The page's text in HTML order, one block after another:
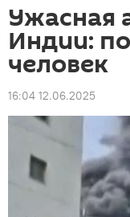
Ужасная
Индии:
человек
16:04 12.06.2025